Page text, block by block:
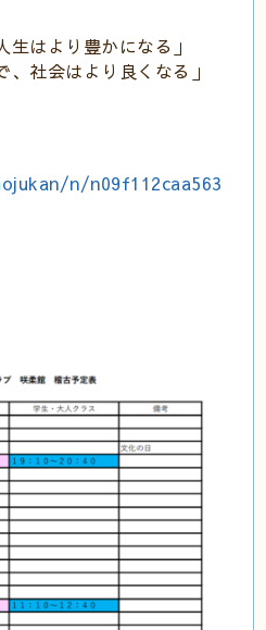
生はより豊かになる」
、社会はより良くなる」
n/n09f112caa563